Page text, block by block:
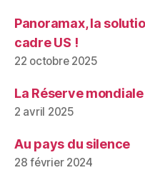
Panoramax, la
cadre US !
22 octobre 2025
La Réserve
2 avril 2025
Au pays du silence
28 février 2024